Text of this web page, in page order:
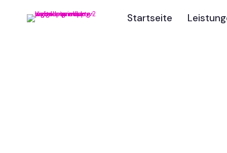
Startseite